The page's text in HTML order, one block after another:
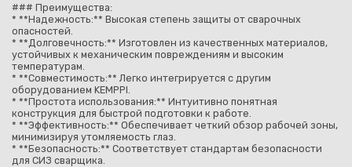
### Преимущества:
* **Надежность:** Высокая степень защиты от сварочных
опасностей.
* **Долговечность:** Изготовлен из качественных материалов,
устойчивых к механическим повреждениям и высоким
температурам.
* **Совместимость:** Легко интегрируется с другим
оборудованием KEMPPI.
* **Простота использования:** Интуитивно понятная
конструкция для быстрой подготовки к работе.
* **Эффективность:** Обеспечивает четкий обзор рабочей зоны,
минимизируя утомляемость глаз.
* **Безопасность:** Соответствует стандартам безопасности
для СИЗ сварщика.